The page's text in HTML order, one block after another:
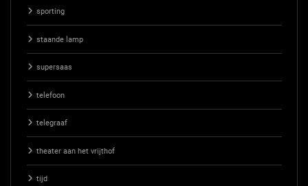
sporting
staande lamp
supersaas
telefoon
telegraaf
theater aan het vrijthof
tijd